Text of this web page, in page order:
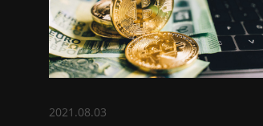
2021.08.03